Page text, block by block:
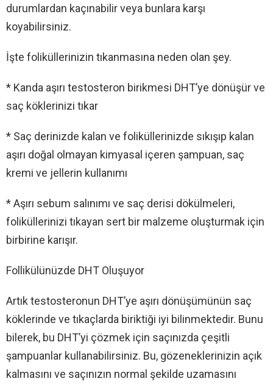
durumlardan kaçınabilir veya bunlara karşı
koyabilirsiniz.
İşte foliküllerinizin tıkanmasına neden olan şey.
* Kanda aşırı testosteron birikmesi DHT’ye dönüşür ve
saç köklerinizi tıkar
* Saç derinizde kalan ve foliküllerinizde sıkışıp kalan
aşırı doğal olmayan kimyasal içeren şampuan, saç
kremi ve jellerin kullanımı
* Aşırı sebum salınımı ve saç derisi dökülmeleri,
foliküllerinizi tıkayan sert bir malzeme oluşturmak için
birbirine karışır.
Follikülünüzde DHT Oluşuyor
Artık testosteronun DHT’ye aşırı dönüşümünün saç
köklerinde ve tıkaçlarda biriktiği iyi bilinmektedir. Bunu
bilerek, bu DHT’yi çözmek için saçınızda çeşitli
şampuanlar kullanabilirsiniz. Bu, gözeneklerinizin açık
kalmasını ve saçınızın normal şekilde uzamasını